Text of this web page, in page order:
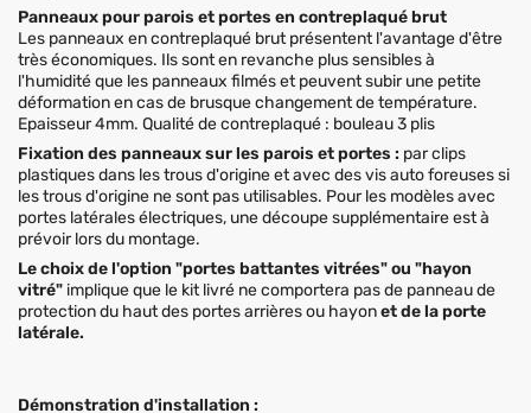
Panneaux pour parois et portes en contreplaqué brut
Les panneaux en contreplaqué brut présentent l'avantage d'être
très économiques. Ils sont en revanche plus sensibles à
l'humidité que les panneaux filmés et peuvent subir une petite
déformation en cas de brusque changement de température.
Epaisseur 4mm. Qualité de contreplaqué : bouleau 3 plis
Fixation des panneaux sur les parois et portes : par clips
plastiques dans les trous d'origine et avec des vis auto foreuses si
les trous d'origine ne sont pas utilisables. Pour les modèles avec
portes latérales électriques, une découpe supplémentaire est à
prévoir lors du montage.
Le choix de l'option "portes battantes vitrées" ou "hayon
vitré" implique que le kit livré ne comportera pas de panneau de
protection du haut des portes arrières ou hayonet de la porte
latérale.
Démonstration d'installation :